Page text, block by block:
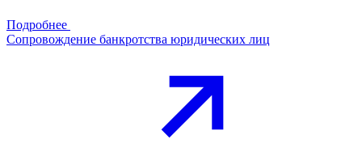
Подробнее
Сопровождение банкротства юридических лиц